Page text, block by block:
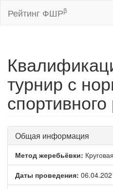
Рейтинг ФШРβ
турнир с
Общая информация
Метод жеребьёвки: Круговая
Даты проведения: